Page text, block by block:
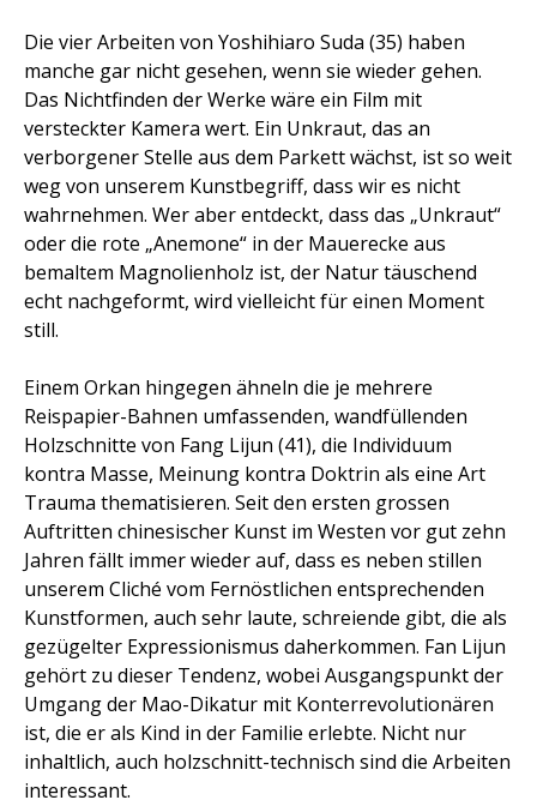
Die vier Arbeiten von Yoshihiaro Suda (35) haben
manche gar nicht gesehen, wenn sie wieder gehen.
Das Nichtfinden der Werke wäre ein Film mit
versteckter Kamera wert. Ein Unkraut, das an
verborgener Stelle aus dem Parkett wächst, ist so weit
weg von unserem Kunstbegriff, dass wir es nicht
wahrnehmen. Wer aber entdeckt, dass das „Unkraut“
oder die rote „Anemone“ in der Mauerecke aus
bemaltem Magnolienholz ist, der Natur täuschend
echt nachgeformt, wird vielleicht für einen Moment
still.
Einem Orkan hingegen ähneln die je mehrere
Reispapier-Bahnen umfassenden, wandfüllenden
Holzschnitte von Fang Lijun (41), die Individuum
kontra Masse, Meinung kontra Doktrin als eine Art
Trauma thematisieren. Seit den ersten grossen
Auftritten chinesischer Kunst im Westen vor gut zehn
Jahren fällt immer wieder auf, dass es neben stillen 
unserem Cliché vom Fernöstlichen entsprechenden 
Kunstformen, auch sehr laute, schreiende gibt, die als
gezügelter Expressionismus daherkommen. Fan Lijun
gehört zu dieser Tendenz, wobei Ausgangspunkt der
Umgang der Mao-Dikatur mit Konterrevolutionären
ist, die er als Kind in der Familie erlebte. Nicht nur
inhaltlich, auch holzschnitt-technisch sind die Arbeiten
interessant.